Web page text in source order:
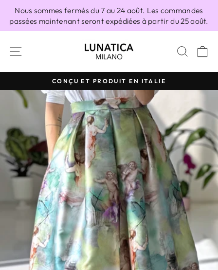
contenu
Nous sommes fermés du 7 au 24 août. Les commandes
passées maintenant seront expédiées à partir du 25 août.
Diaporama
Pause
CONÇU ET PRODUIT EN ITALIE